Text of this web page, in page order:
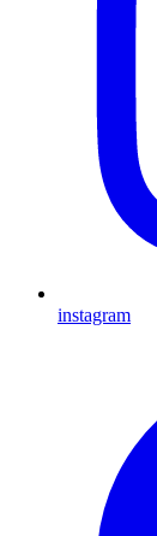
instagram